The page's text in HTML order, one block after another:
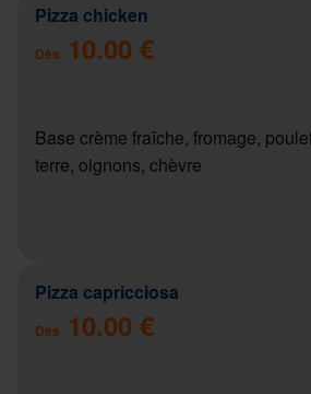
Pizza chicken
Dès 10.00 €
Base crème fraîche, fromage,
terre, oignons, chèvre
Pizza capricciosa
Dès 10.00 €